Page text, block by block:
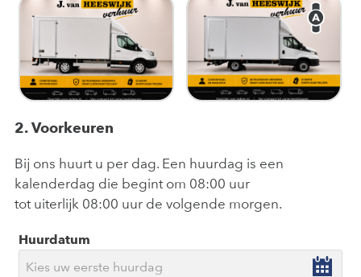
2. Voorkeuren
Bij ons huurt u per dag. Een huurdag is een
kalenderdag die begint om 08:00 uur
tot uiterlijk 08:00 uur de volgende morgen.
Huurdatum